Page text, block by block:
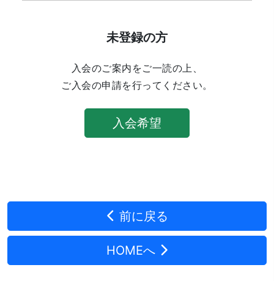
未登録の方
入会のご案内をご一読の上、
ご入会の申請を行ってください。
入会希望
前に戻る
HOMEへ